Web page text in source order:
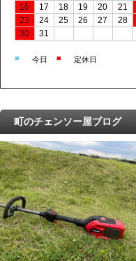
16
17 18 19 20 21
23
24 25 26 27 28
30
31
■ 今日 ■ 定休日
町のチェンソー屋ブログ